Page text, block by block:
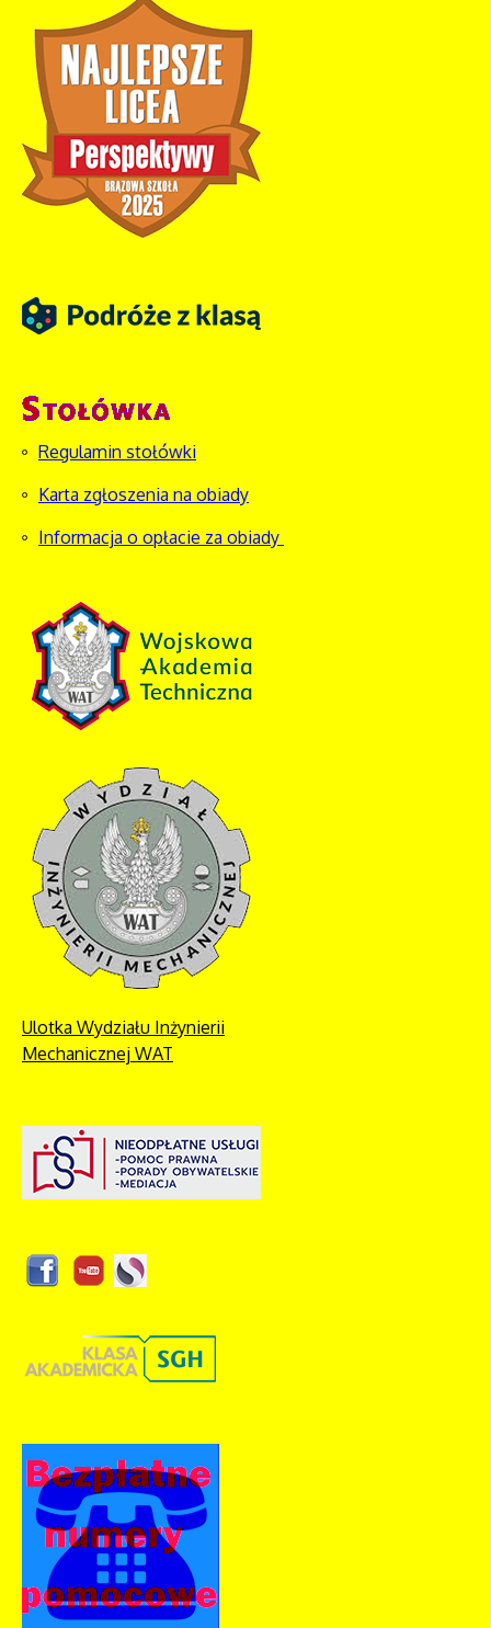
Regulamin stołówki
Karta zgłoszenia na obiady
Informacja o opłacie za obiady
Ulotka Wydziału Inżynierii
Mechanicznej WAT